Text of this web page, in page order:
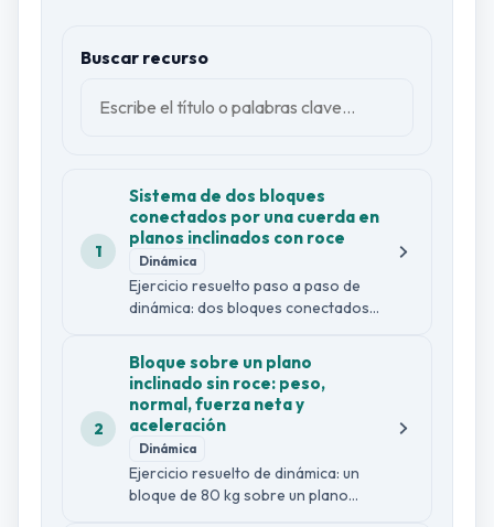
Buscar recurso
1
Sistema de dos bloques
conectados por una cuerda en
planos inclinados con roce
Dinámica
Ejercicio resuelto paso a paso de
dinámica: dos bloques conectados
sobre su propio plano inclinado con
roce cinético. Se arma el diagrama
de cuerpo libre de cada bloque, se
descompone el peso en cada eje,
se despeja la normal y la fuerza de
roce, se igualan las expresiones de
tensión y se calcula la aceleración
del sistema y la tensión de la
2
Bloque sobre un plano
inclinado sin roce: peso,
normal, fuerza neta y
aceleración
Dinámica
Ejercicio resuelto de dinámica: un
bloque de 80 kg sobre un plano